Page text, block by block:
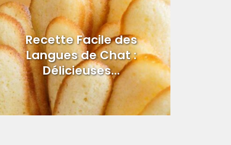
Recette Facile des
Langues de Chat :
Délicieuses...